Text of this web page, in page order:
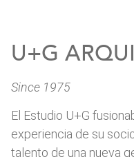
U+G
Since 1975
El Estudio U+G
experiencia de su
talento de una nueva